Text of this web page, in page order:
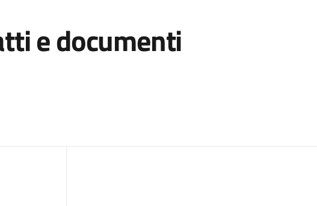
e documenti